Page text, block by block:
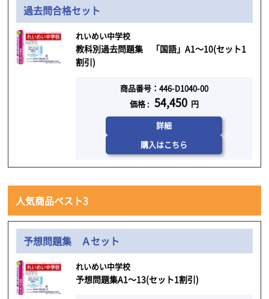
過去問合格セット
れいめい中学校
教科別過去問題集 「国語」A1～10(セット1
割引)
商品番号：446-D1040-00
価格 : 54,450 円
詳細
購入はこちら
人気商品ベスト3
予想問題集 Ａセット
れいめい中学校
予想問題集A1～13(セット1割引)